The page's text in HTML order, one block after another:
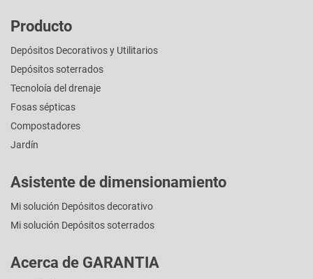
Producto
Depósitos Decorativos y Utilitarios
Depósitos soterrados
Tecnoloía del drenaje
Fosas sépticas
Compostadores
Jardín
Asistente de dimensionamiento
Mi solución Depósitos decorativo
Mi solución Depósitos soterrados
Acerca de GARANTIA